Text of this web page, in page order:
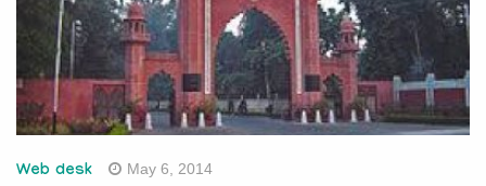
Web desk May 6, 2014